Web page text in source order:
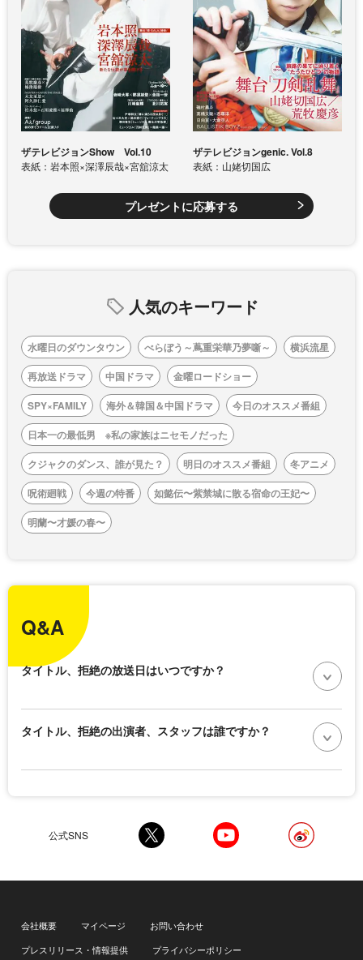
ザテレビジョンShow Vol.10
表紙：岩本照×深澤辰哉×宮舘涼太
ザテレビジョンgenic. Vol.8
表紙：山姥切国広
プレゼントに応募する
人気のキーワード
水曜日のダウンタウン べらぼう～蔦重栄華乃夢噺～
横浜流星
再放送ドラマ
中国ドラマ
金曜ロードショー
SPY×FAMILY
海外＆韓国＆中国ドラマ
今日のオススメ番組
日本一の最低男 ※私の家族はニセモノだった
クジャクのダンス、誰が見た？
明日のオススメ番組
冬アニメ
呪術廻戦
今週の特番
如懿伝〜紫禁城に散る宿命の王妃〜
明蘭〜才媛の春〜
Q&A
タイトル、拒絶の放送日はいつですか？
タイトル、拒絶の出演者、スタッフは誰ですか？
公式SNS
会社概要 マイページ
お問い合わせ
プレスリリース・情報提供
プライバシーポリシー